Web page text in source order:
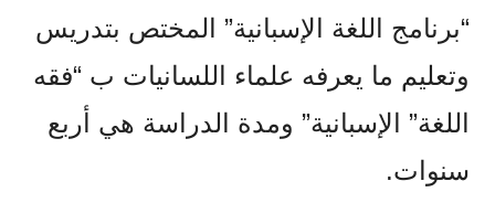
“برنامج اللغة الإسبانية” المختص بتدريس
وتعليم ما يعرفه علماء اللسانيات ب “فقه
اللغة” الإسبانية” ومدة الدراسة هي أربع
سنوات.